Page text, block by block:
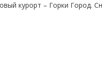
курорт – Горки Город.